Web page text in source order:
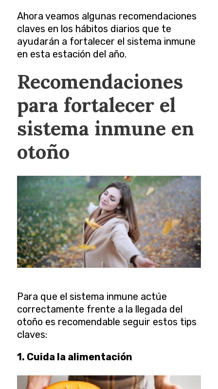
Ahora veamos algunas recomendaciones
claves en los hábitos diarios que te
ayudarán a fortalecer el sistema inmune
en esta estación del año.
Recomendaciones
para fortalecer el
sistema inmune en
otoño
Para que el sistema inmune actúe
correctamente frente a la llegada del
otoño es recomendable seguir estos tips
claves:
1. Cuida la alimentación